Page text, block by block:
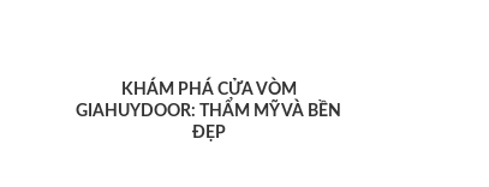
KHÁM PHÁ CỬA VÒM
GIAHUYDOOR: THẨM MỸ VÀ BỀN
ĐẸP